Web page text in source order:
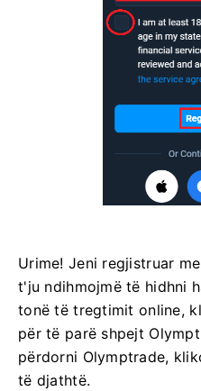
Urime! Jeni regjistruar
t'ju ndihmojmë të hidhni
tonë të tregtimit online,
për të parë shpejt
përdorni Olymptrade,
të djathtë.